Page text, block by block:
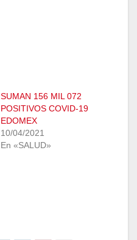
SUMAN 156 MIL 072
POSITIVOS COVID-19
EDOMEX
10/04/2021
En «SALUD»